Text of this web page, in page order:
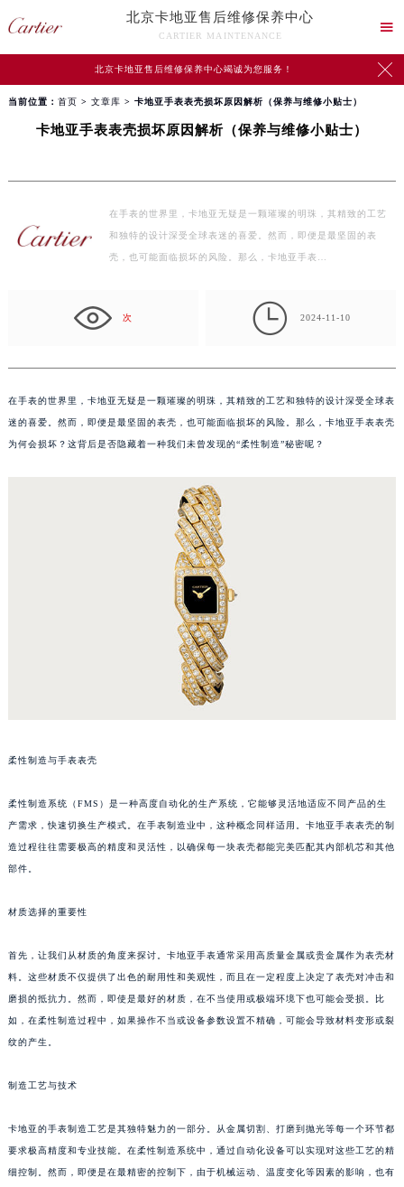
北京卡地亚售后维修保养中心
CARTIER MAINTENANCE

北京卡地亚售后维修保养中心竭诚为您服务！ 
当前位置： 首页 > 文章库 > 卡地亚手表表壳损坏原因解析（保养与维修小贴士）
卡地亚手表表壳损坏原因解析（保养与维修小贴士）
在手表的世界里，卡地亚无疑是一颗璀璨的明珠，其精致的工艺
和独特的设计深受全球表迷的喜爱。然而，即便是最坚固的表
壳，也可能面临损坏的风险。那么，卡地亚手表…
次  2024-11-10
在手表的世界里，卡地亚无疑是一颗璀璨的明珠，其精致的工艺和独特的设计深受全球表
迷的喜爱。然而，即便是最坚固的表壳，也可能面临损坏的风险。那么，卡地亚手表表壳
为何会损坏？这背后是否隐藏着一种我们未曾发现的“柔性制造”秘密呢？
柔性制造与手表表壳
柔性制造系统（FMS）是一种高度自动化的生产系统，它能够灵活地适应不同产品的生
产需求，快速切换生产模式。在手表制造业中，这种概念同样适用。卡地亚手表表壳的制
造过程往往需要极高的精度和灵活性，以确保每一块表壳都能完美匹配其内部机芯和其他
部件。
材质选择的重要性
首先，让我们从材质的角度来探讨。卡地亚手表通常采用高质量金属或贵金属作为表壳材
料。这些材质不仅提供了出色的耐用性和美观性，而且在一定程度上决定了表壳对冲击和
磨损的抵抗力。然而，即使是最好的材质，在不当使用或极端环境下也可能会受损。比
如，在柔性制造过程中，如果操作不当或设备参数设置不精确，可能会导致材料变形或裂
纹的产生。
制造工艺与技术
卡地亚的手表制造工艺是其独特魅力的一部分。从金属切割、打磨到抛光等每一个环节都
要求极高精度和专业技能。在柔性制造系统中，通过自动化设备可以实现对这些工艺的精
细控制。然而，即便是在最精密的控制下，由于机械运动、温度变化等因素的影响，也有